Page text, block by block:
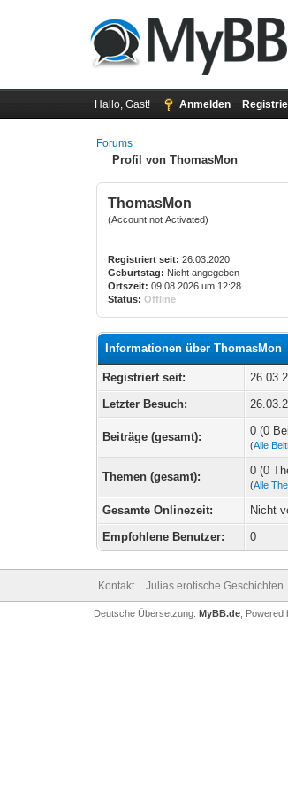
Hallo, Gast! Anmelden
Forums
Profil von ThomasMon
ThomasMon
(Account not Activated)
Registriert seit: 26.03.2020
Geburtstag: Nicht angegeben
Ortszeit: 09.08.2026 um 12:28
Status: Offline
Informationen über ThomasMon
Registriert seit:
Letzter Besuch:
Beiträge (gesamt): 0 (0
(Alle
Themen (gesamt): 0 (0
(Alle
Gesamte Onlinezeit:
Nicht
Empfohlene Benutzer:
0
Kontakt Julias erotische Geschichten
Deutsche Übersetzung: MyBB.de, Powered